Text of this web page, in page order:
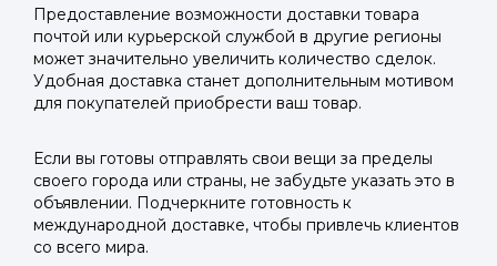
Предоставление возможности доставки товара
почтой или курьерской службой в другие регионы
может значительно увеличить количество сделок.
Удобная доставка станет дополнительным мотивом
для покупателей приобрести ваш товар.
Если вы готовы отправлять свои вещи за пределы
своего города или страны, не забудьте указать это в
объявлении. Подчеркните готовность к
международной доставке, чтобы привлечь клиентов
со всего мира.